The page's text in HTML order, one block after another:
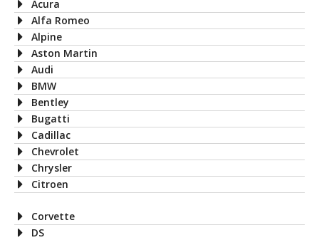
Acura
Alfa Romeo
Alpine
Aston Martin
Audi
BMW
Bentley
Bugatti
Cadillac
Chevrolet
Chrysler
Citroen
Corvette
DS